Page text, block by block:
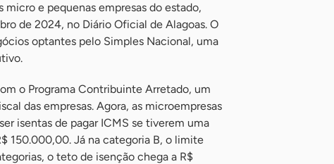
micro e pequenas empresas do estado,
de 2024, no Diário Oficial de Alagoas. O
optantes pelo Simples Nacional, uma
o Programa Contribuinte Arretado, um
das empresas. Agora, as microempresas
isentas de pagar ICMS se tiverem uma
150.000,00. Já na categoria B, o limite
o teto de isenção chega a R$